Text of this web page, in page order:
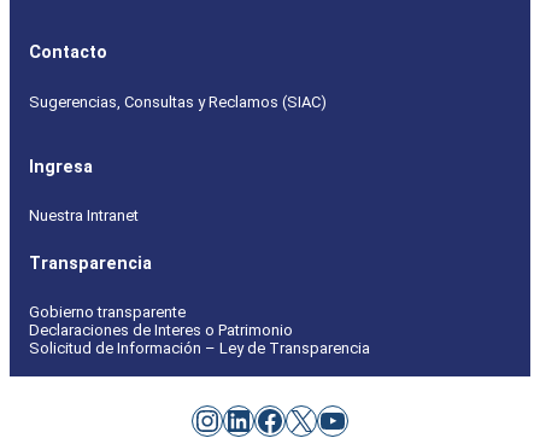
Contacto
Sugerencias, Consultas y Reclamos (SIAC)
Ingresa
Nuestra Intranet
Transparencia
Gobierno transparente
Declaraciones de Interes o Patrimonio
Solicitud de Información – Ley de Transparencia
Instagram
LinkedIn
Facebook
X YouTube